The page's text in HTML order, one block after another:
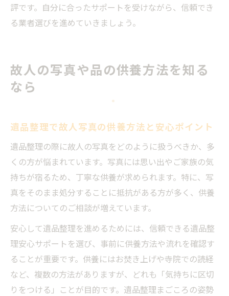
評です。自分に合ったサポートを受けながら、信頼でき
る業者選びを進めていきましょう。
故人の写真や品の供養方法を知る
なら
遺品整理で故人写真の供養方法と安心ポイント
遺品整理の際に故人の写真をどのように扱うべきか、多
くの方が悩まれています。写真には思い出やご家族の気
持ちが宿るため、丁寧な供養が求められます。特に、写
真をそのまま処分することに抵抗がある方が多く、供養
方法についてのご相談が増えています。
安心して遺品整理を進めるためには、信頼できる遺品整
理安心サポートを選び、事前に供養方法や流れを確認す
ることが重要です。供養にはお焚き上げや寺院での読経
など、複数の方法がありますが、どれも「気持ちに区切
りをつける」ことが目的です。遺品整理まごころの姿勢